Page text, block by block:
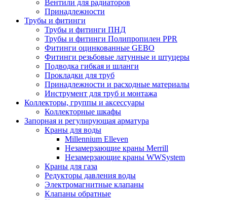
Вентили для радиаторов
Принадлежности
Трубы и фитинги
Трубы и фитинги ПНД
Трубы и фитинги Полипропилен PPR
Фитинги оцинкованные GEBO
Фитинги резьбовые латунные и штуцеры
Подводка гибкая и шланги
Прокладки для труб
Принадлежности и расходные материалы
Инструмент для труб и монтажа
Коллекторы, группы и аксессуары
Коллекторные шкафы
Запорная и регулирующая арматура
Краны для воды
Millennium Elleven
Незамерзающие краны Merrill
Незамерзающие краны WWSystem
Краны для газа
Редукторы давления воды
Электромагнитные клапаны
Клапаны обратные